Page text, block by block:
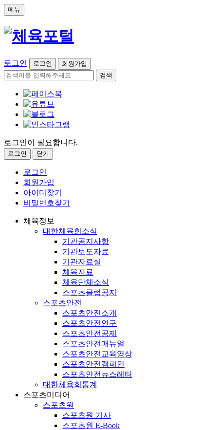
메뉴
로그인 로그인
회원가입
검색
로그인이 필요합니다.
로그인 닫기
로그인
회원가입
아이디찾기
비밀번호찾기
체육정보
대한체육회소식
기관공지사항
기관보도자료
기관자료실
체육자료
체육단체소식
스포츠클럽공지
스포츠안전
스포츠안전소개
스포츠안전연구
스포츠안전공제
스포츠안전매뉴얼
스포츠안전교육영상
스포츠안전캠페인
스포츠안전뉴스레터
대한체육회통계
스포츠미디어
스포츠원
스포츠원 기사
스포츠원 E-Book